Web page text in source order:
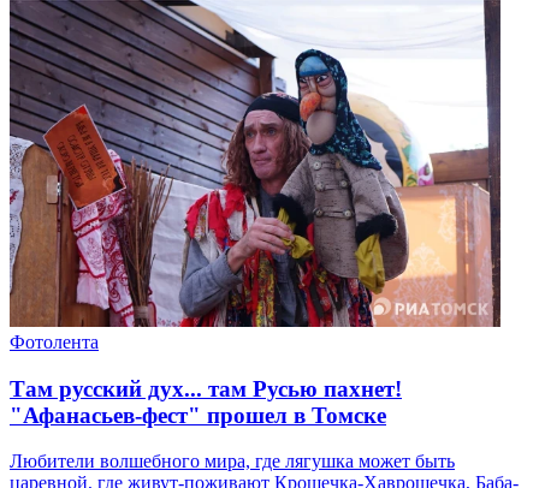
Фотолента
Там русский дух... там Русью пахнет!
"Афанасьев-фест" прошел в Томске
Любители волшебного мира, где лягушка может быть
царевной, где живут-поживают Крошечка-Хаврошечка, Баба-